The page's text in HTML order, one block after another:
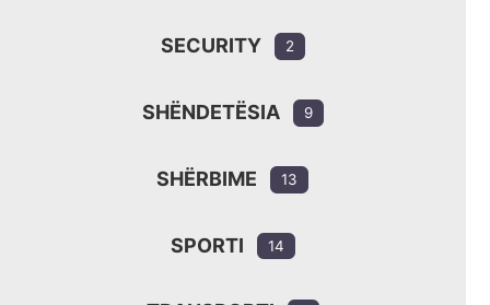
SECURITY 2
SHËNDETËSIA 9
SHËRBIME 13
SPORTI 14